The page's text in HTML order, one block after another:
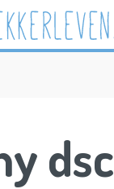
dsc